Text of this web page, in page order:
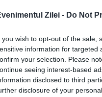
Zilei - Do Not
you wish to opt-out of the sale,
information for targeted
your selection. Please
seeing interest-based
disclosed to third
disclosure of your